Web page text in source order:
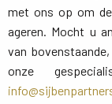
met ons op om
ageren. Mocht u
van
onze